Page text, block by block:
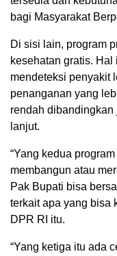
bagi Masyarakat
Di sisi lain, program
kesehatan gratis.
mendeteksi penyakit
penanganan yang
rendah
lanjut.
“Yang kedua
membangun atau
Pak Bupati bisa
terkait apa yang bisa
DPR RI itu.
“Yang ketiga itu ada